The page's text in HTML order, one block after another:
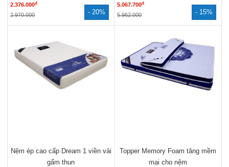
- 20%
2.376.000đ
2.970.000 - 15%
5.067.700đ
5.962.000
Nệm ép cao cấp Dream 1 viền vải
gấm thun
Topper Memory Foam tăng mềm
mại cho nệm